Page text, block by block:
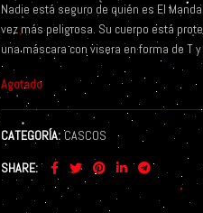
Nadie está seguro de quién es El
vez más peligrosa. Su cuerpo está
una máscara con visera en forma de T
Agotado
CATEGORÍA: CASCOS
SHARE